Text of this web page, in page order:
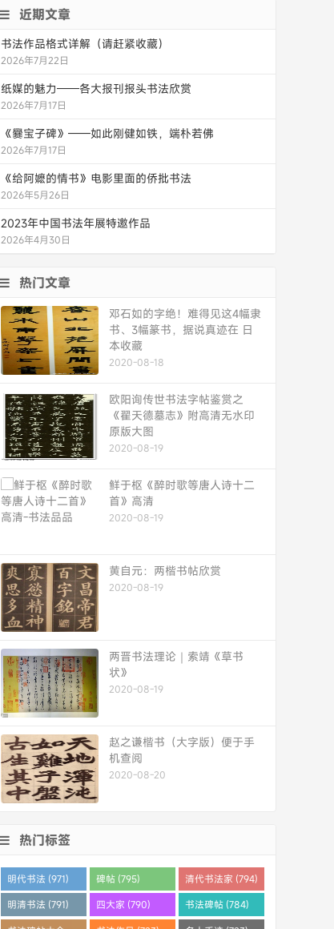
近期文章
书法作品格式详解（请赶紧收藏）
2026年7月22日
纸媒的魅力——各大报刊报头书法欣赏
2026年7月17日
《爨宝子碑》——如此刚健如铁，端朴若佛
2026年7月17日
《给阿嬷的情书》电影里面的侨批书法
2026年5月26日
2023年中国书法年展特邀作品
2026年4月30日
热门文章
邓石如的字绝！难得见这4幅隶
书、3幅篆书，据说真迹在 日
本收藏
2020-08-18
欧阳询传世书法字帖鉴赏之
《翟天德墓志》附高清无水印
原版大图
2020-08-19
鲜于枢《醉时歌等唐人诗十二
首》高清
2020-08-19
黄自元：两楷书帖欣赏
2020-08-19
两晋书法理论｜索靖《草书
状》
2020-08-19
赵之谦楷书（大字版）便于手
机查阅
2020-08-20
热门标签
明代书法 (971) 碑帖 (795) 清代书法家 (794)
明清书法 (791) 四大家 (790) 书法碑帖 (784)